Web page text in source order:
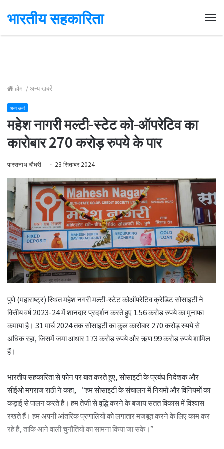
भारतीय सहकारिता
होम /अन्य खबरें
अन्य खबरें
महेश नागरी मल्टी-स्टेट को-ऑपरेटिव का
कारोबार 270 करोड़ रुपये के पार
पारसनाथ चौधरी 23 सितम्बर 2024
पुणे (महाराष्ट्र) स्थित महेश नगरी मल्टी-स्टेट कोऑपरेटिव क्रेडिट सोसाइटी ने
वित्तीय वर्ष 2023-24 में शानदार प्रदर्शन करते हुए 1.56 करोड़ रुपये का मुनाफा
कमाया है। 31 मार्च 2024 तक सोसाइटी का कुल कारोबार 270 करोड़ रुपये से
अधिक रहा, जिसमें जमा आधार 173 करोड़ रुपये और ऋण 99 करोड़ रुपये शामिल
हैं।
भारतीय सहकारिता से फोन पर बात करते हुए, सोसाइटी के प्रबंध निदेशक और
सीईओ मगराज राठी ने कहा, “हम सोसाइटी के संचालन में नियमों और विनियमों का
कड़ाई से पालन करते हैं। हम तेजी से वृद्धि करने के बजाय सतत विकास में विश्वास
रखते हैं। हम अपनी आंतरिक प्रणालियों को लगातार मजबूत करने के लिए काम कर
रहे हैं, ताकि आने वाली चुनौतियों का सामना किया जा सके।”